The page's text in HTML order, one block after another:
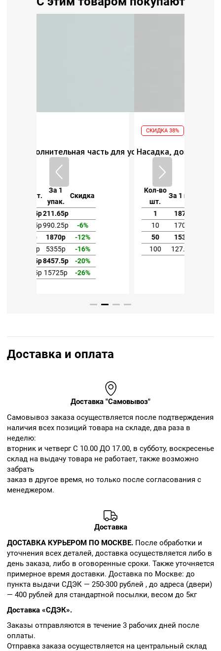
для установки рубашечных кнопок с
Насадка, дополнительная часть для
Кол-во
шт.
За 1 шт.
1
10
170р
-9%
50
153р
-18%
100
127.5р -32%
Доставка и оплата
Доставка "Самовывоз"
Cамовывоз заказа осуществляется после подтверждения
наличия всех позиций товара на складе, два раза в
неделю:
вторник и четверг С 10.00 ДО 17.00, в субботу, воскресенье
склад на выдачу товара не работает, также возможно
забрать
заказ в другое время, но только после согласования с
менеджером.
Доставка
ДОСТАВКА КУРЬЕРОМ ПО МОСКВЕ. После обработки и
уточнения всех деталей, доставка осуществляется либо в
день заказа, либо в оговоренные сроки. Также уточняется
примерное время доставки. Доставка по Москве: до
пункта выдачи СДЭК — 250-300 рублей , до адреса (двери)
— 400 рублей для стандартной посылки, весом до 5кг
Доставка «СДЭК».
Заказы отправляются в течение 3 рабочих дней после
оплаты.
Отправка заказа осуществляется на центральный склад